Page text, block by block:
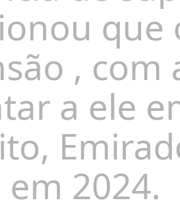
que
, com
a ele
2024.